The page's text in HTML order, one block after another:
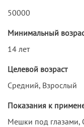
50000
Минимальный
14 лет
Целевой возраст
Средний, Взрослый
Показания к
Мешки под глазами,